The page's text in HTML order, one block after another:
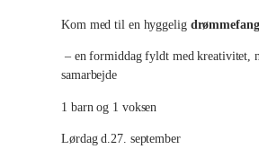
a
g
e
w
Kom med til en hyggelig
– en formiddag fyldt med kreativitet,
samarbejde
1 barn og 1 voksen
Lørdag d.27. september